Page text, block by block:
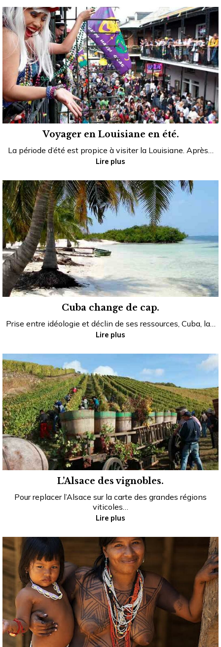
Voyager en Louisiane en été.
La période d’été est propice à visiter la Louisiane. Après…
Lire plus
Cuba change de cap.
Prise entre idéologie et déclin de ses ressources, Cuba, la…
Lire plus
L’Alsace des vignobles.
Pour replacer l’Alsace sur la carte des grandes régions
viticoles…
Lire plus